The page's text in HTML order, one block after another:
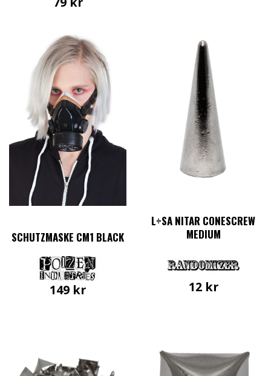
SCHUTZMASKE CM1 BLACK
149 kr
L÷SA NITAR CONESCREW
MEDIUM
12 kr